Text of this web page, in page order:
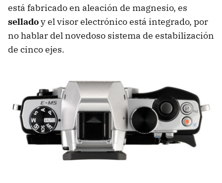
está fabricado en aleación de magnesio, es
selladoy el visor electrónico está integrado, por
no hablar del novedoso sistema de estabilización
de cinco ejes.